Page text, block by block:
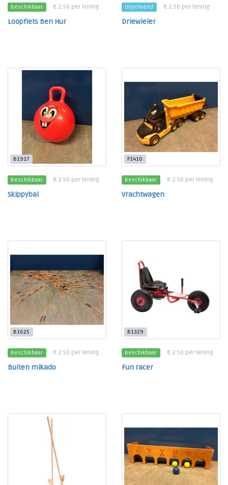
Beschikbaar € 2.50 per lening
Loopfiets Ben Hur
Uitgeleend € 2.50 per lening
Driewieler
B1917
Beschikbaar € 2.50 per lening
Skippybal
F1410
Beschikbaar € 2.50 per lening
Vrachtwagen
B1625
Beschikbaar € 2.50 per lening
Buiten mikado
B1329
Beschikbaar € 2.50 per lening
Fun racer